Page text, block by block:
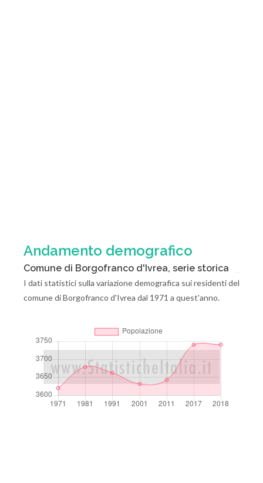
Andamento demografico
Comune di Borgofranco d'Ivrea, serie storica
I dati statistici sulla variazione demografica sui residenti del
comune di Borgofranco d'Ivrea dal 1971 a quest'anno.